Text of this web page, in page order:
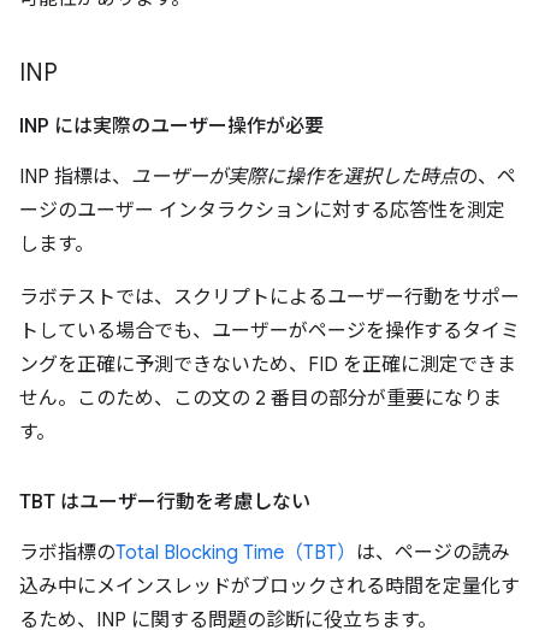
INP
INP には実際のユーザー操作が必要
INP 指標は、 ユーザーが実際に操作を選択した時点の、ペ
ージのユーザー インタラクションに対する応答性を測定
します。
ラボテストでは、スクリプトによるユーザー行動をサポー
トしている場合でも、ユーザーがページを操作するタイミ
ングを正確に予測できないため、FID を正確に測定できま
せん。このため、この文の 2 番目の部分が重要になりま
す。
TBT はユーザー行動を考慮しない
ラボ指標のTotal Blocking Time（TBT） は、ページの読み
込み中にメインスレッドがブロックされる時間を定量化す
るため、INP に関する問題の診断に役立ちます。